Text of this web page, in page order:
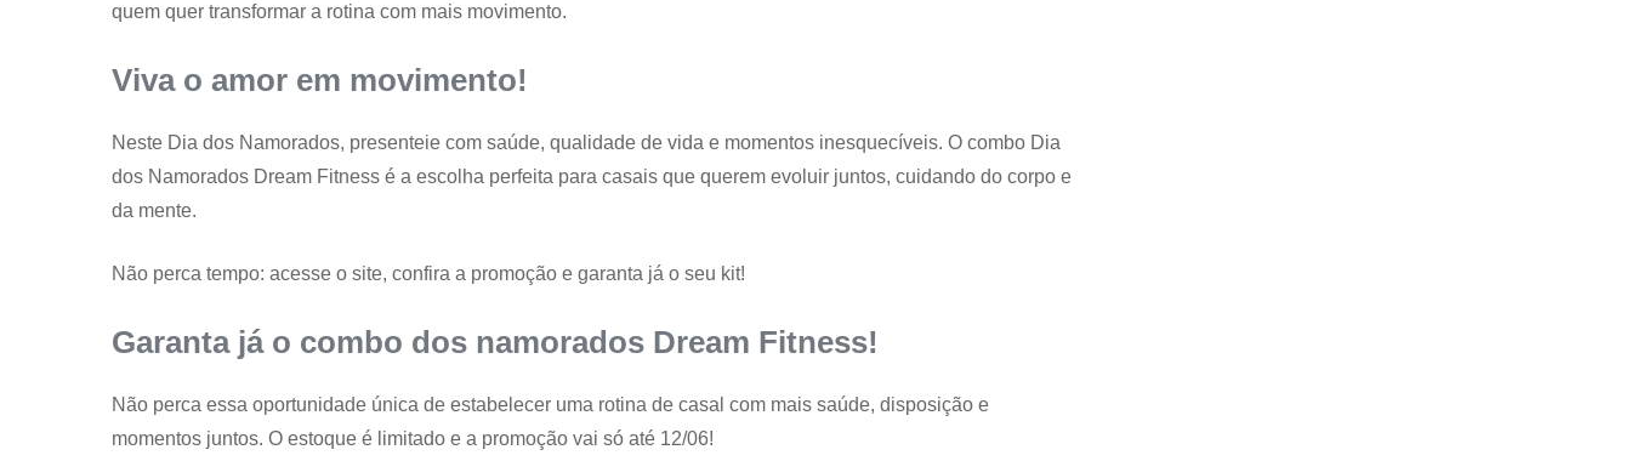
quem quer transformar a rotina com mais movimento.
Viva o amor em movimento!
Neste Dia dos Namorados, presenteie com saúde, qualidade de vida e momentos inesquecíveis. O combo Dia
dos Namorados Dream Fitness é a escolha perfeita para casais que querem evoluir juntos, cuidando do corpo e
da mente.
Não perca tempo: acesse o site, confira a promoção e garanta já o seu kit!
Garanta já o combo dos namorados Dream Fitness!
Não perca essa oportunidade única de estabelecer uma rotina de casal com mais saúde, disposição e
momentos juntos. O estoque é limitado e a promoção vai só até 12/06!